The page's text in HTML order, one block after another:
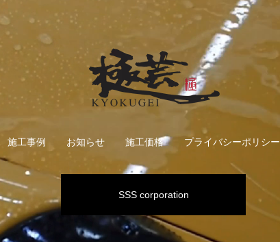
施工事例 お知らせ 施工価格 プライバシーポリシー
SSS corporation